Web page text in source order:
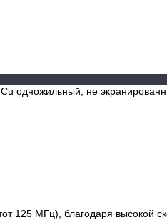
одножильный, не
125 МГц), благодаря высокой